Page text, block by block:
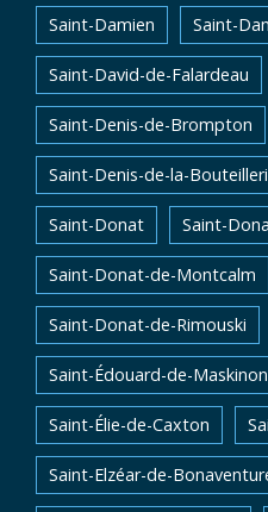
Saint-Damien Saint-
Saint-David-de-Falardeau
Saint-Denis-de-Brompton
Saint-Denis-de-la-
Saint-Donat Saint-
Saint-Donat-de-Montcalm
Saint-Donat-de-Rimouski
Saint-Édouard-de-
Saint-Élie-de-Caxton
Saint-Elzéar-de-